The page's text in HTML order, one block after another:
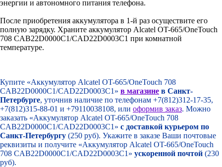
энергии и автономного питания телефона.
После приобретения аккумулятора в 1-й раз осуществите его
полную зарядку. Храните аккумулятор Alcatel OT-665/OneTouch
708 CAB22D0000C1/CAD22D0003C1 при комнатной
температуре.
Купите «Аккумулятор Alcatel OT-665/OneTouch 708
CAB22D0000C1/CAD22D0003C1» в магазине в Санкт-
Петербурге, уточнив наличие по телефонам +7(812)312-17-35,
+7(812)315-88-01 и +79110038108, или оформив заказ. Можно
заказать «Аккумулятор Alcatel OT-665/OneTouch 708
CAB22D0000C1/CAD22D0003C1» с доставкой курьером по
Санкт-Петербургу (250 руб). Укажите в заказе Ваши почтовые
реквизиты и получите «Аккумулятор Alcatel OT-665/OneTouch
708 CAB22D0000C1/CAD22D0003C1» ускоренной почтой (230
руб).